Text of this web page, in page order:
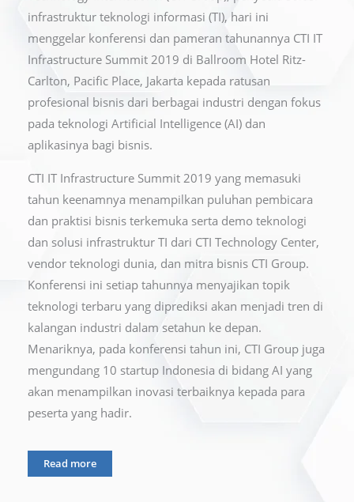
infrastruktur teknologi informasi (TI), hari ini
menggelar konferensi dan pameran tahunannya CTI IT
Infrastructure Summit 2019 di Ballroom Hotel Ritz-
Carlton, Pacific Place, Jakarta kepada ratusan
profesional bisnis dari berbagai industri dengan fokus
pada teknologi Artificial Intelligence (AI) dan
aplikasinya bagi bisnis.
CTI IT Infrastructure Summit 2019 yang memasuki
tahun keenamnya menampilkan puluhan pembicara
dan praktisi bisnis terkemuka serta demo teknologi
dan solusi infrastruktur TI dari CTI Technology Center,
vendor teknologi dunia, dan mitra bisnis CTI Group.
Konferensi ini setiap tahunnya menyajikan topik
teknologi terbaru yang diprediksi akan menjadi tren di
kalangan industri dalam setahun ke depan.
Menariknya, pada konferensi tahun ini, CTI Group juga
mengundang 10 startup Indonesia di bidang AI yang
akan menampilkan inovasi terbaiknya kepada para
peserta yang hadir.
Read more